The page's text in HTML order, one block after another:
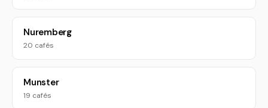
Nuremberg
20 cafés
Munster
19 cafés